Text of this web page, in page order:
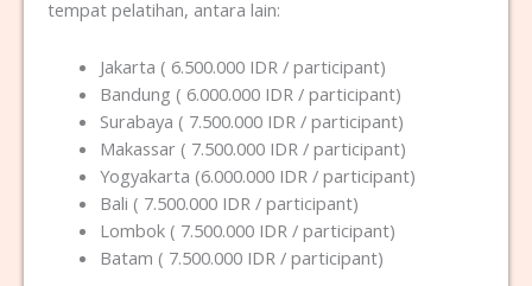
tempat pelatihan, antara lain:
Jakarta ( 6.500.000 IDR / participant)
Bandung ( 6.000.000 IDR / participant)
Surabaya ( 7.500.000 IDR / participant)
Makassar ( 7.500.000 IDR / participant)
Yogyakarta (6.000.000 IDR / participant)
Bali ( 7.500.000 IDR / participant)
Lombok ( 7.500.000 IDR / participant)
Batam ( 7.500.000 IDR / participant)